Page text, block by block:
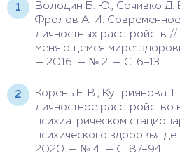
Володин Б. Ю., Сочивко Д.
Фролов А. И.
личностных расстройств
меняющемся мире:
— 2016. — № 2. — С. 6–13.
Корень Е. В., Куприянова
личностное расстройство
психиатрическом
психического здоровья
2020. — № 4. — С. 87–94.